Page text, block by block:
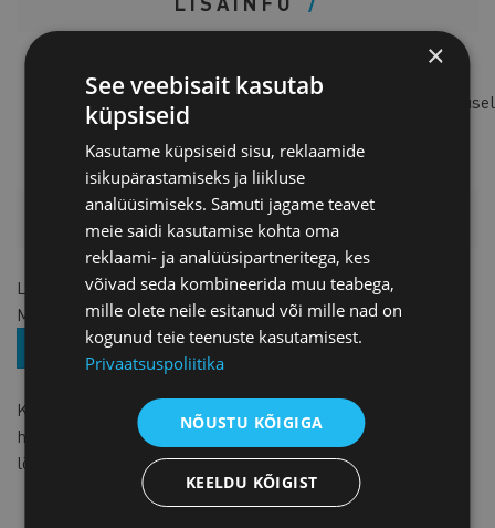
Riinu Ott
Assistent/Lapsehoolduspuhkusel
Küsi lisa
HINNAKIRI
Liikmetele99 € + KM
Mitteliikmetele199 € + KM
ASTU LIIKMEKS
Kui ühest firmast on mitu osalejat, siis rakendatakse
hinnasoodustust -5%. Hinnas sisalduvad jaotusmaterjalid,
lõuna ja kohvipausid.
×
See veebisait kasutab
küpsiseid
Kasutame küpsiseid sisu, reklaamide
isikupärastamiseks ja liikluse
analüüsimiseks. Samuti jagame teavet
meie saidi kasutamise kohta oma
reklaami- ja analüüsipartneritega, kes
võivad seda kombineerida muu teabega,
mille olete neile esitanud või mille nad on
kogunud teie teenuste kasutamisest.
Privaatsuspoliitika
NÕUSTU KÕIGIGA
KEELDU KÕIGIST